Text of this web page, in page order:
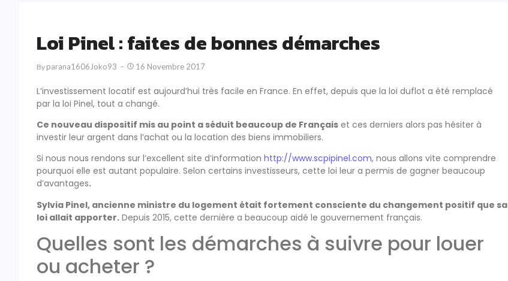
Loi Pinel : faites de bonnes démarches
By Parana1606Joko93 16 Novembre 2017
L’investissement locatif est aujourd’hui très facile en France. En effet, depuis que la loi duflot a été remplacé
par la loi Pinel, tout a changé.
Ce nouveau dispositif mis au point a séduit beaucoup de Français et ces derniers alors pas hésiter à
investir leur argent dans l’achat ou la location des biens immobiliers.
Si nous nous rendons sur l’excellent site d’information http://www.scpipinel.com, nous allons vite comprendre
pourquoi elle est autant populaire. Selon certains investisseurs, cette loi leur a permis de gagner beaucoup
d’avantages.
Sylvia Pinel, ancienne ministre du logement était fortement consciente du changement positif que sa
loi allait apporter. Depuis 2015, cette dernière a beaucoup aidé le gouvernement français.
Quelles sont les démarches à suivre pour louer
ou acheter ?